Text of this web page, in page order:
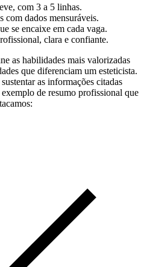
com 3 a 5 linhas.
com dados mensuráveis.
se encaixe em cada vaga.
clara e confiante.
as habilidades mais valorizadas
que diferenciam um esteticista.
as informações citadas
de resumo profissional que